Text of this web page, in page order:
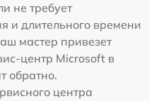
не требует
и длительного времени
мастер привезет
центр Microsoft в
обратно.
центра